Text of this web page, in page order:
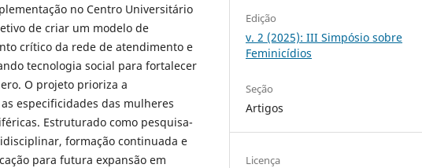
no Centro Universitário
de criar um modelo de
crítico da rede de atendimento e
tecnologia social para fortalecer
O projeto prioriza a
especificidades das mulheres
Estruturado como pesquisa-
formação continuada e
para futura expansão em
Edição
v. 2 (2025): III Simpósio sobre
Feminicídios
Seção
Artigos
Licença